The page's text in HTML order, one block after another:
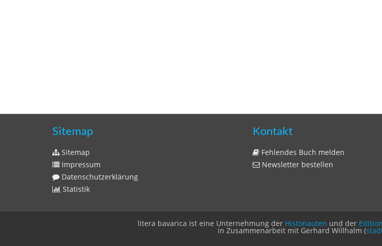
Sitemap
Sitemap
Impressum
Datenschutzerklärung
Statistik
Kontakt
Fehlendes Buch melden
Newsletter bestellen
litera bavarica ist eine Unternehmung der Histonauten und der
in Zusammenarbeit mit Gerhard Willhalm (